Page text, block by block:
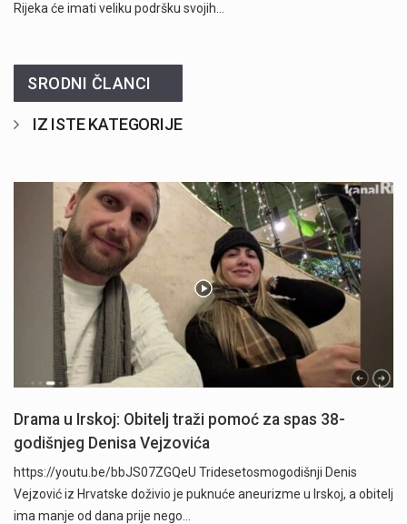
Rijeka će imati veliku podršku svojih…
SRODNI ČLANCI
IZ ISTE KATEGORIJE
Drama u Irskoj: Obitelj traži pomoć za spas 38-
godišnjeg Denisa Vejzovića
https://youtu.be/bbJS07ZGQeU Tridesetosmogodišnji Denis
Vejzović iz Hrvatske doživio je puknuće aneurizme u Irskoj, a obitelj
ima manje od dana prije nego…